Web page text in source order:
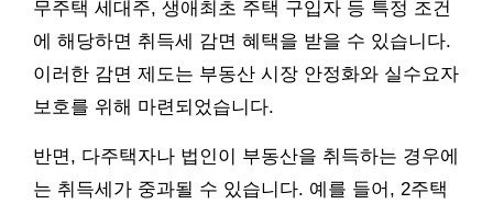
무주택 세대주, 생애최초 주택 구입자 등 특정 조건
에 해당하면 취득세 감면 혜택을 받을 수 있습니다.
이러한 감면 제도는 부동산 시장 안정화와 실수요자
보호를 위해 마련되었습니다.
반면, 다주택자나 법인이 부동산을 취득하는 경우에
는 취득세가 중과될 수 있습니다. 예를 들어, 2주택